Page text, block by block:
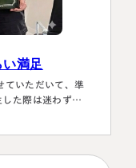
満足
ていただいて、準
た際は迷わず相